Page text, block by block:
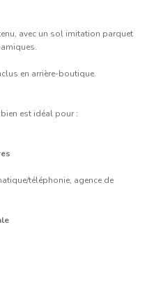
avec un sol imitation parquet
en arrière-boutique.
est idéal pour :
téléphonie, agence de